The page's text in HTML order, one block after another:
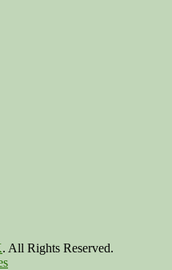
. All Rights Reserved.